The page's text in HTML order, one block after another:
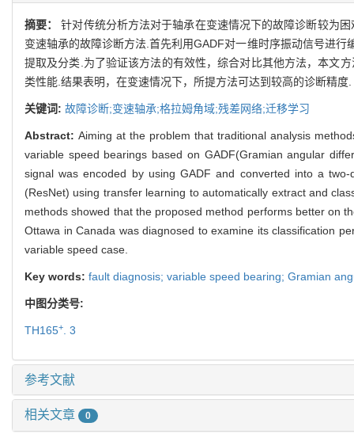
摘要：针对传统分析方法对于轴承在变速情况下的故障诊断较为
变速轴承的故障诊断方法.首先利用GADF对一维时序振动信号进
提取及分类.为了验证该方法的有效性，综合对比其他方法，本文
类性能.结果表明，在变速情况下，所提方法可达到较高的诊断精度.
关键词: 故障诊断;变速轴承;格拉姆角域;残差网络;迁移学习
Abstract:Aiming at the problem that traditional analysis
variable speed bearings based on GADF(Gramian angular
signal was encoded by using GADF and converted into a
(ResNet) using transfer learning to automatically extract and
methods showed that the proposed method performs better on
Ottawa in Canada was diagnosed to examine its classification
variable speed case.
Key words: fault diagnosis; variable speed bearing; Gramian
中图分类号:
TH165+. 3
参考文献
相关文章 0